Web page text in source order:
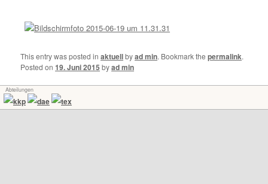
This entry was posted inaktuellbyad min. Bookmark thepermalink.
Posted on19. Juni 2015 byad min
Abteilungen